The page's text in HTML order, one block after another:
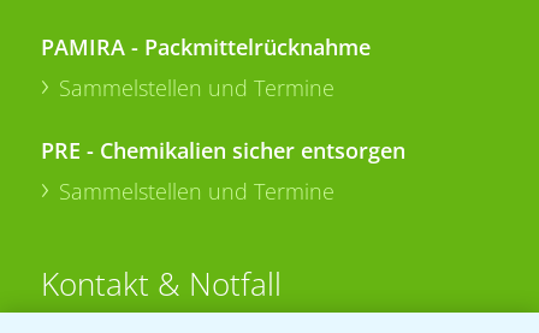
PAMIRA - Packmittelrücknahme
Sammelstellen und Termine
PRE - Chemikalien sicher entsorgen
Sammelstellen und Termine
Kontakt & Notfall